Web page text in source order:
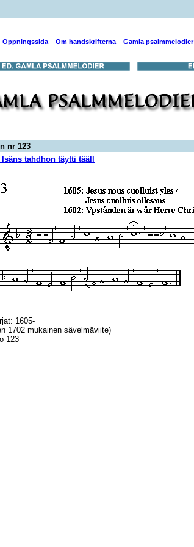
Öppningssida Om handskrifterna Gamla psalmmelodier
nr 123
tahdhon täytti tääll
1605-
1702 mukainen sävelmäviite)
123